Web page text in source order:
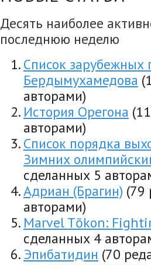
Десять наиболее
последнюю неделю
Список зарубежных
Бердымухамедова
авторами)
История Орегона
авторами)
Список порядка
Зимних
сделанных 5
Адриан (Брагин) (79
авторами)
Marvel Tōkon:
сделанных 4
Эпибатидин (70